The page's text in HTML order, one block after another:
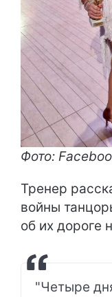
Фото:
Тренер
войны
об их дороге
"Четыре